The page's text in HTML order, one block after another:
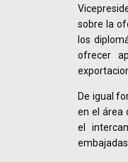
sobre la
los
ofrecer
De igual
en el área
el